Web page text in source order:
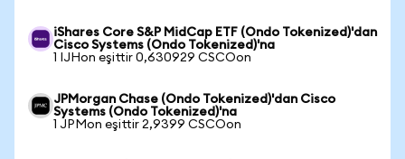
iShares Core S&P MidCap ETF (Ondo Tokenized)'dan
Cisco Systems (Ondo Tokenized)'na
1 IJHon eşittir 0,630929 CSCOon
JPMorgan Chase (Ondo Tokenized)'dan Cisco
Systems (Ondo Tokenized)'na
1 JPMon eşittir 2,9399 CSCOon